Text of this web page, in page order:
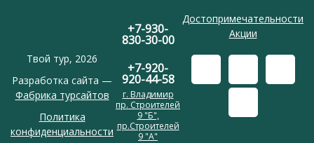
Твой тур, 2026
Разработка сайта —
Фабрика турсайтов
Политика
конфиденциальности
Достопримечательности
Акции
+7-930-
830-30-00
+7-920-
920-44-58
г. Владимир
пр. Строителей
9 "Б",
пр.Строителей
9 "А"